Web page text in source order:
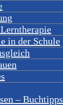
in der Schule
– Buchtipps